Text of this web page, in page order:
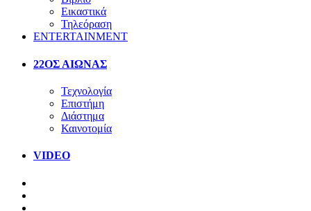
Εικαστικά
Τηλεόραση
ENTERTAINMENT
22ΟΣ ΑΙΩΝΑΣ
Τεχνολογία
Επιστήμη
Διάστημα
Καινοτομία
VIDEO